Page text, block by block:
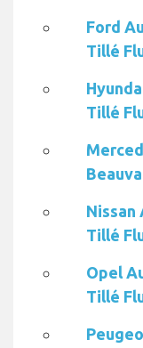
Ford
Tillé
Tillé
Nissan
Tillé
Opel
Tillé